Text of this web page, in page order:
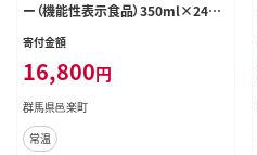
ー（機能性表示食品）350ml×24本
入り×1ケース [ノンアルコールビー
寄付金額
16,800円
群馬県邑楽町
常温